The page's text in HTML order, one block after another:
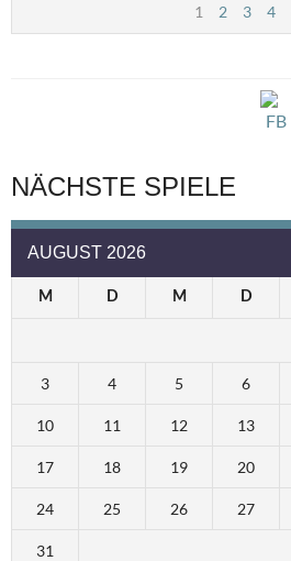
1 2 3 4
NÄCHSTE SPIELE
AUGUST 2026
M D M D
3 4 5 6
10 11 12 13
17 18 19 20
24 25 26 27
31